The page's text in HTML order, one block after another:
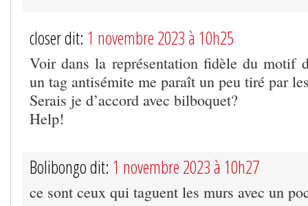
closer dit: 1 novembre 2023 à 10h25
Voir dans la représentation fidèle du motif
un tag antisémite me paraît un peu tiré par
Serais je d’accord avec bilboquet?
Help!
Bolibongo dit: 1 novembre 2023 à 10h27
ce sont ceux qui taguent les murs avec un